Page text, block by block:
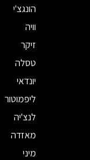
הונגצ'י
וויה
זיקר
טסלה
יונדאי
ליפמוטור
לנצ'יה
מאזדה
מיני